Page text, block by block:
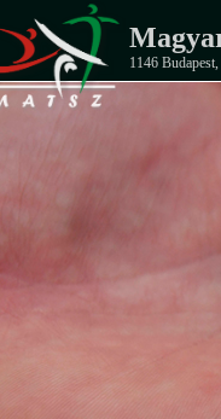
1146